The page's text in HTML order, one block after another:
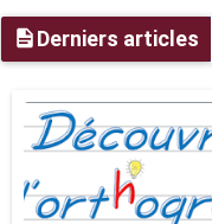
L’argent reçu,telle
➤Cependant, dans
nom qui suit,
Derniers articles